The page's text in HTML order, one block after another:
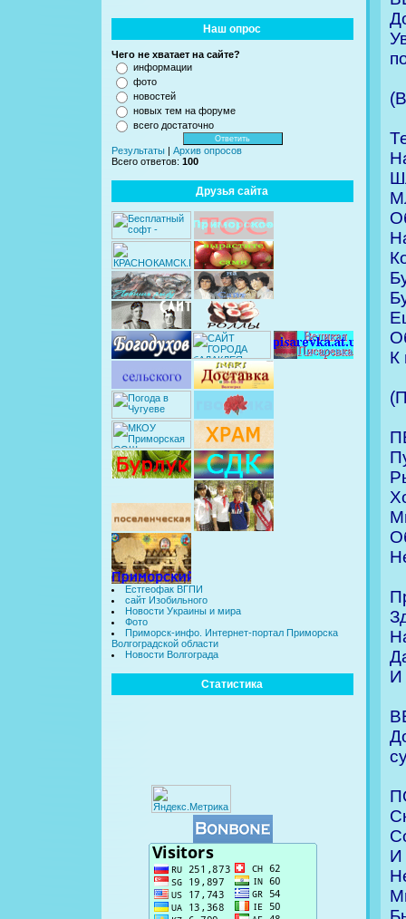
Наш опрос
Чего не хватает на сайте?
информации
фото
новостей
новых тем на форуме
всего достаточно
Результаты
Архив опросов
Всего ответов: 100
Друзья сайта
Естгеофак ВГПИ
сайт Изобильного
Новости Украины и мира
Фото
Приморск-инфо. Интернет-портал Приморска
Волгоградской области
Новости Волгограда
Статистика
К
И
И